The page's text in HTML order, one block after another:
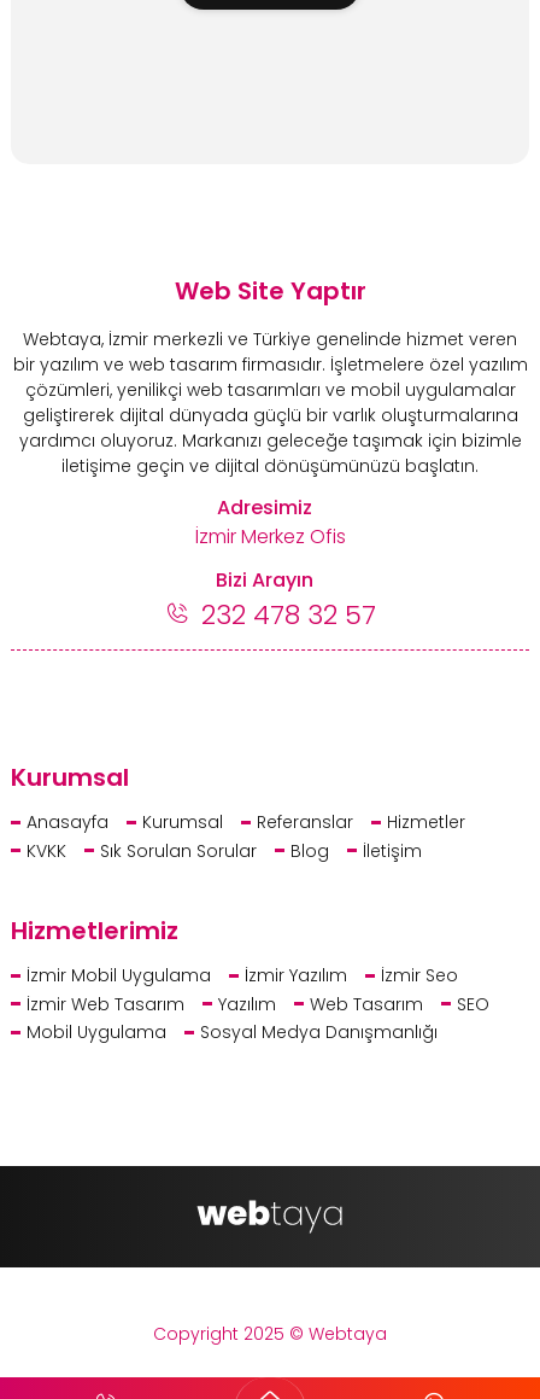
Kurumsal
Anasayfa Kurumsal Referanslar
Hizmetler
KVKK
Sık Sorulan Sorular Blog İletişim
Hizmetlerimiz
İzmir Mobil Uygulama İzmir Yazılım
İzmir Seo
İzmir Web Tasarım
Yazılım Web Tasarım
SEO
Mobil Uygulama
Sosyal Medya Danışmanlığı
Web Site Yaptır
Webtaya, İzmir merkezli ve Türkiye genelinde hizmet veren
bir yazılım ve web tasarım firmasıdır. İşletmelere özel yazılım
çözümleri, yenilikçi web tasarımları ve mobil uygulamalar
geliştirerek dijital dünyada güçlü bir varlık oluşturmalarına
yardımcı oluyoruz. Markanızı geleceğe taşımak için bizimle
iletişime geçin ve dijital dönüşümünüzü başlatın.
Adresimiz
İzmir Merkez Ofis
Bizi Arayın
232 478 32 57
Copyright 2025 © Webtaya